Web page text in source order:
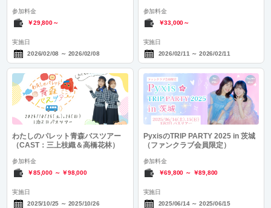
参加料金
￥29,800～
実施日
2026/02/08 ～ 2026/02/08
参加料金
￥33,000～
実施日
2026/02/11 ～ 2026/02/11
わたしのパレット青森バスツアー
（CAST：三上枝織＆高橋花林）
参加料金
￥85,000～ ￥98,000
実施日
2025/10/25 ～ 2025/10/26
PyxisのTRIP PARTY 2025 in 茨城
（ファンクラブ会員限定）
参加料金
￥69,800 ～ ￥89,800
実施日
2025/06/14～ 2025/06/15